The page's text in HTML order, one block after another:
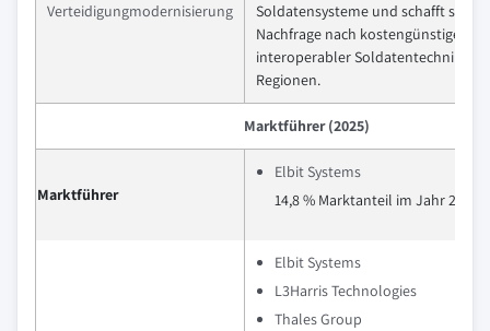
Verteidigungmodernisierung
Soldatensysteme und schafft
Nachfrage nach kostengünstiger
interoperabler Soldatentechnik in
Regionen.
Marktführer (2025)
Marktführer
Elbit Systems
14,8 % Marktanteil im Jahr 2025
Elbit Systems
L3Harris Technologies
Thales Group